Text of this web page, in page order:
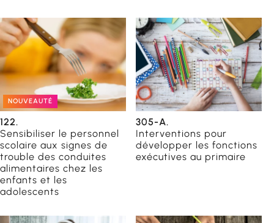
NOUVEAUTÉ
122.
Sensibiliser le personnel
scolaire aux signes de
trouble des conduites
alimentaires chez les
enfants et les
adolescents
305-A.
Interventions pour
développer les fonctions
exécutives au primaire